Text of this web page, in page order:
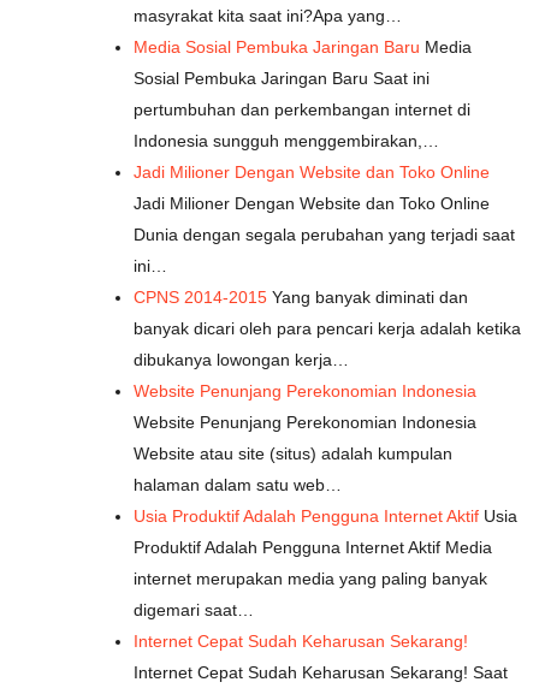
masyrakat kita saat ini?Apa yang…
Media Sosial Pembuka Jaringan Baru Media
Sosial Pembuka Jaringan Baru Saat ini
pertumbuhan dan perkembangan internet di
Indonesia sungguh menggembirakan,…
Jadi Milioner Dengan Website dan Toko Online
Jadi Milioner Dengan Website dan Toko Online
Dunia dengan segala perubahan yang terjadi saat
ini…
CPNS 2014-2015 Yang banyak diminati dan
banyak dicari oleh para pencari kerja adalah ketika
dibukanya lowongan kerja…
Website Penunjang Perekonomian Indonesia
Website Penunjang Perekonomian Indonesia
Website atau site (situs) adalah kumpulan
halaman dalam satu web…
Usia Produktif Adalah Pengguna Internet Aktif Usia
Produktif Adalah Pengguna Internet Aktif Media
internet merupakan media yang paling banyak
digemari saat…
Internet Cepat Sudah Keharusan Sekarang!
Internet Cepat Sudah Keharusan Sekarang! Saat